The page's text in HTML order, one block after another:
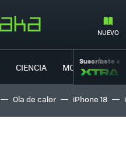
NUEVO
CIENCIA MOVILIDAD
Suscríbete a
Ola de calor iPhone 18